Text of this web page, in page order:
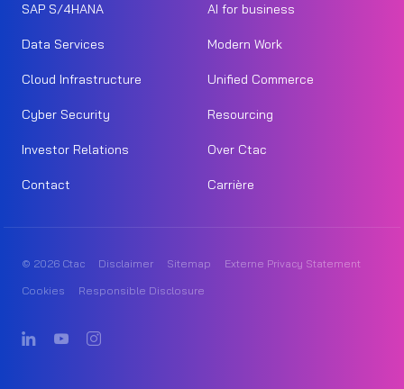
SAP S/4HANA AI for business
Data Services Modern Work
Cloud Infrastructure Unified Commerce
Cyber Security Resourcing
Investor Relations Over Ctac
Contact Carrière
© 2026 Ctac Disclaimer Sitemap
Externe Privacy Statement
Cookies
Responsible Disclosure